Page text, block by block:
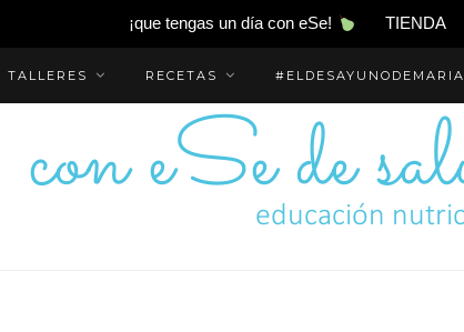
¡que tengas un día con eSe! TIENDA
TALLERES RECETAS #ELDESAYUNODEMARIA